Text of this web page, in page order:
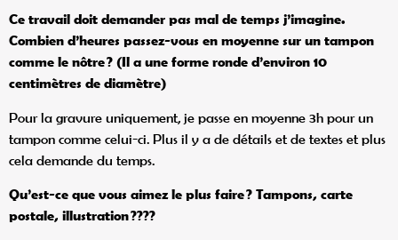
Ce travail doit demander pas mal de temps j’imagine.
Combien d’heures passez-vous en moyenne sur un tampon
comme le nôtre ? (Il a une forme ronde d’environ 10
centimètres de diamètre)
Pour la gravure uniquement, je passe en moyenne 3h pour un
tampon comme celui-ci. Plus il y a de détails et de textes et plus
cela demande du temps.
Qu’est-ce que vous aimez le plus faire ? Tampons, carte
postale, illustration????